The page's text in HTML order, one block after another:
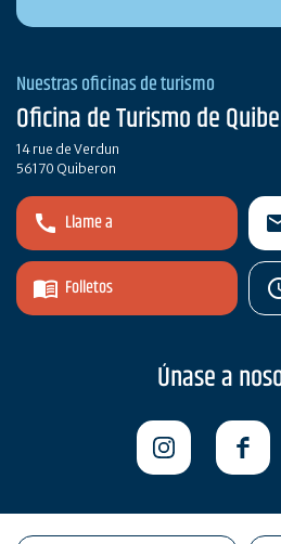
Nuestras oficinas de turismo
Oficina de Turismo de
14 rue de Verdun
56170 Quiberon
Llame a
Folletos
Únase a